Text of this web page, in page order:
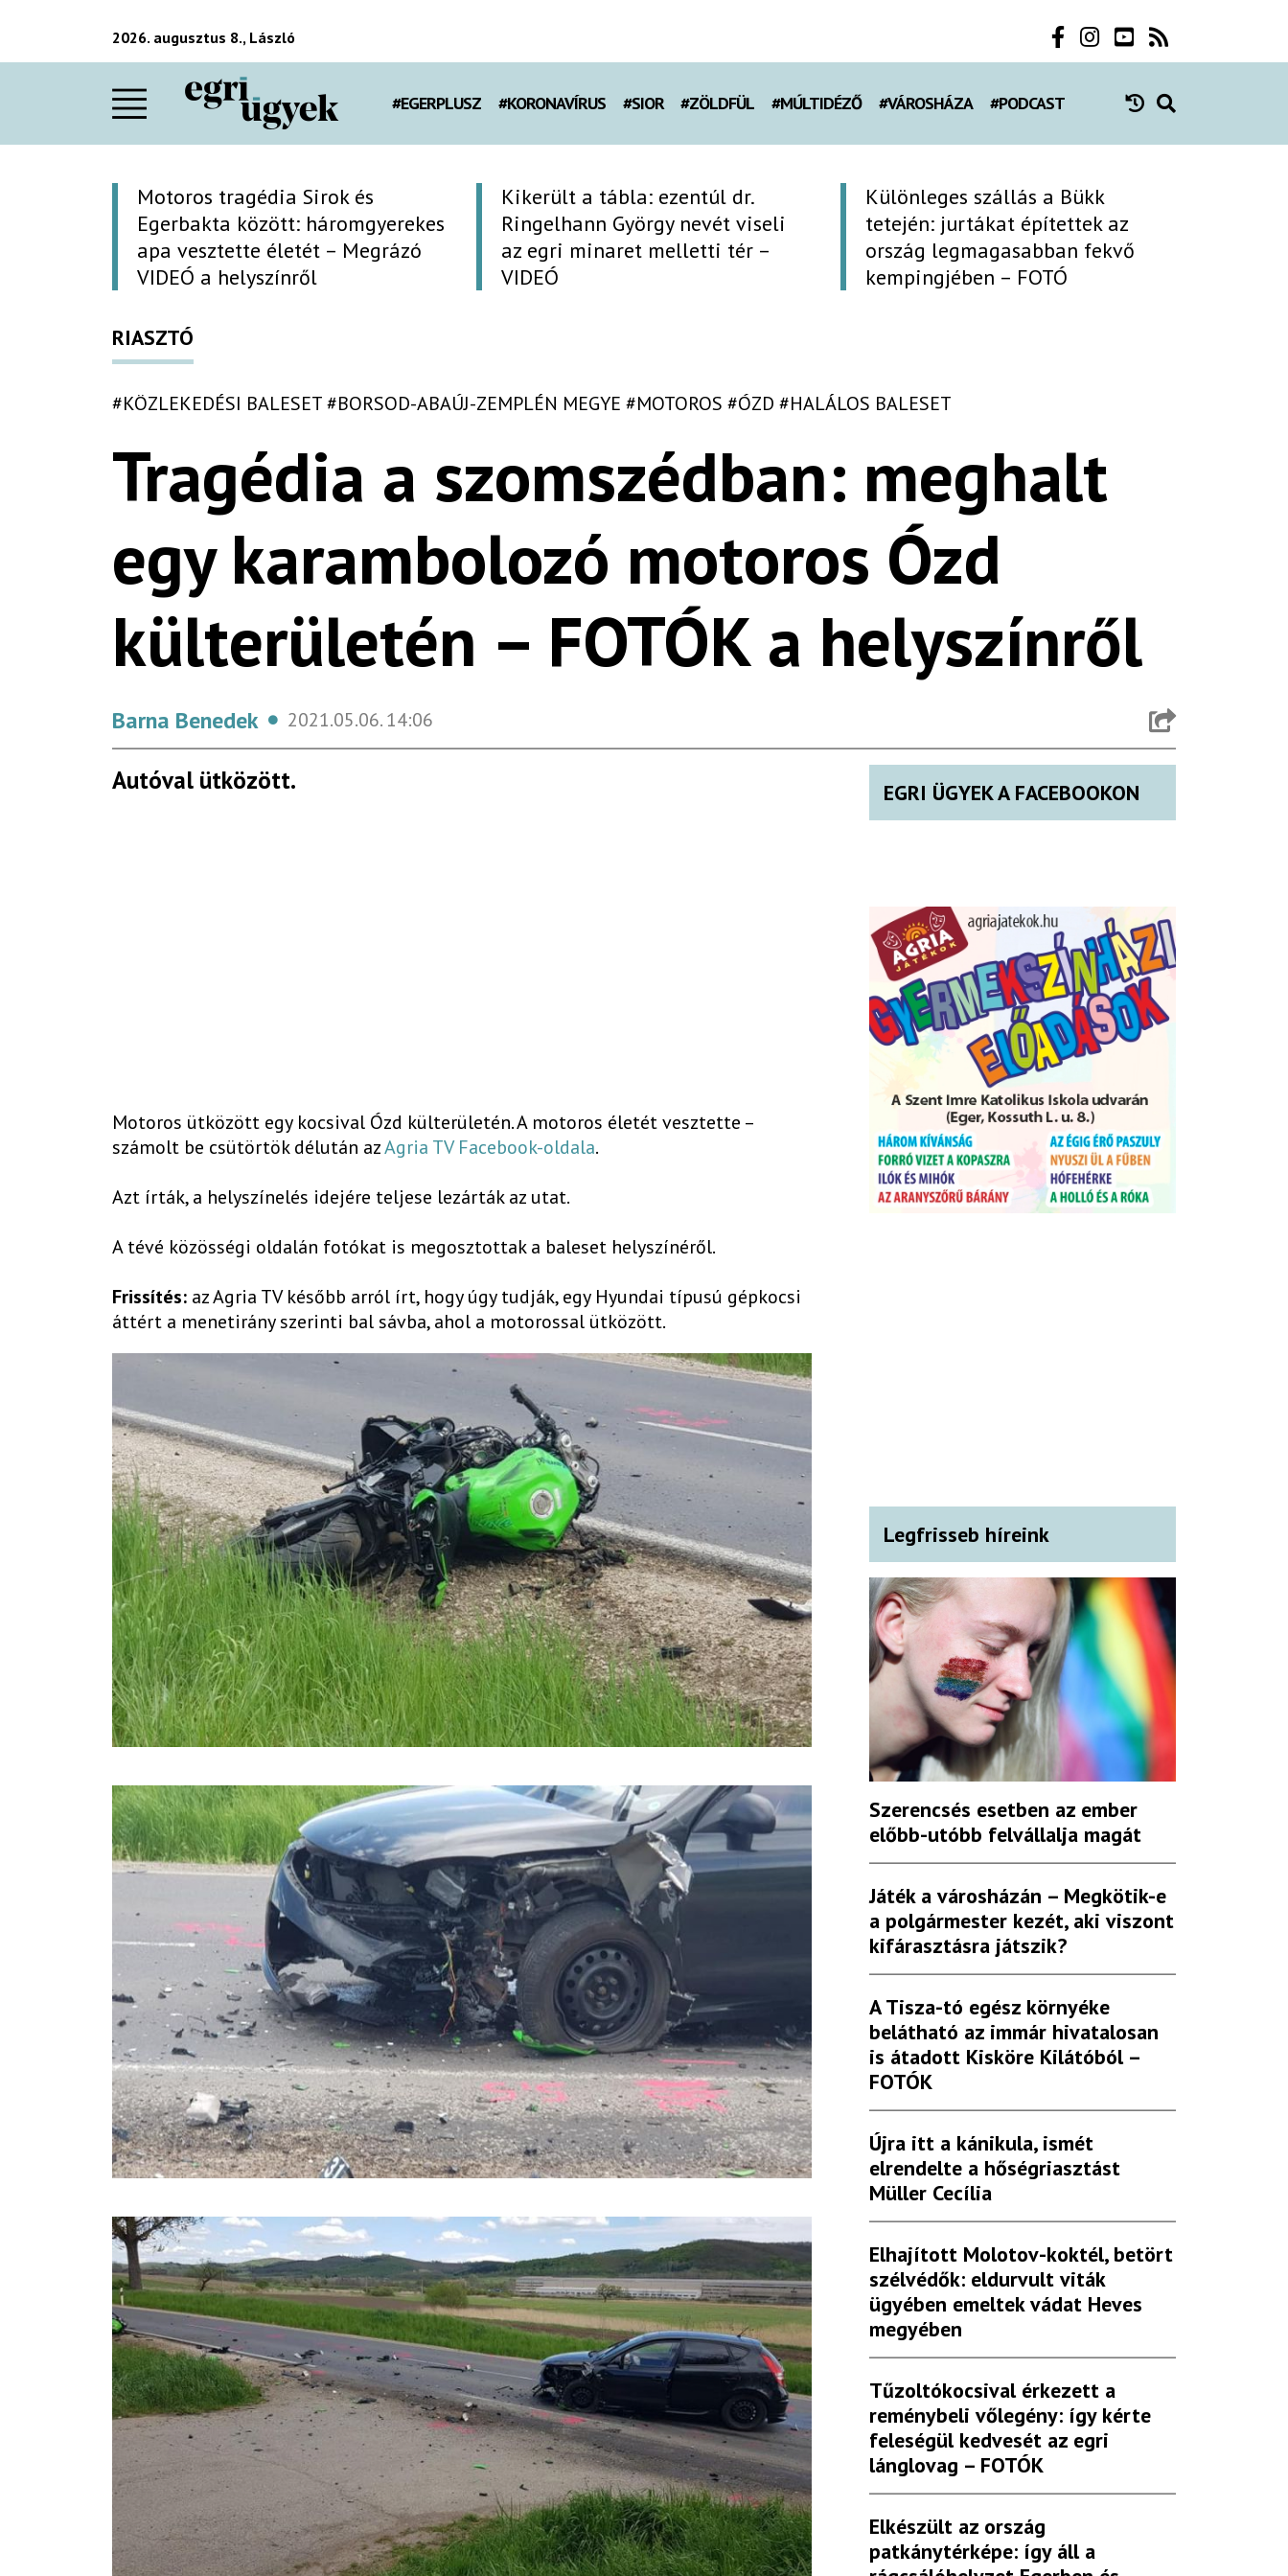
2026. augusztus 8., László
#EGERPLUSZ #KORONAVÍRUS #SIOR #ZÖLDFÜL #MÚLTIDÉZŐ #VÁROSHÁZA #PODCAST
Motoros tragédia Sirok és
Egerbakta között: háromgyerekes
apa vesztette életét – Megrázó
VIDEÓ a helyszínről
Kikerült a tábla: ezentúl dr.
Ringelhann György nevét viseli
az egri minaret melletti tér –
VIDEÓ
Különleges szállás a Bükk
tetején: jurtákat építettek az
ország legmagasabban fekvő
kempingjében – FOTÓ
RIASZTÓ
#KÖZLEKEDÉSI BALESET#BORSOD-ABAÚJ-ZEMPLÉN MEGYE #MOTOROS #ÓZD #HALÁLOS BALESET
Tragédia a szomszédban: meghalt
egy karambolozó motoros Ózd
külterületén – FOTÓK a helyszínről
Barna Benedek 2021.05.06.14:06
Autóval ütközött.
Motoros ütközött egy kocsival Ózd külterületén. A motoros életét vesztette –
számolt be csütörtök délután azAgria TV Facebook-oldala.
Azt írták, a helyszínelés idejére teljese lezárták az utat.
A tévé közösségi oldalán fotókat is megosztottak a baleset helyszínéről.
Frissítés: az Agria TV később arról írt, hogy úgy tudják, egy Hyundai típusú gépkocsi
áttért a menetirány szerinti bal sávba, ahol a motorossal ütközött.
EGRI ÜGYEK A FACEBOOKON
Legfrisseb híreink
Szerencsés esetben az ember
előbb-utóbb felvállalja magát
Játék a városházán – Megkötik-e
a polgármester kezét, aki viszont
kifárasztásra játszik?
A Tisza-tó egész környéke
belátható az immár hivatalosan
is átadott Kisköre Kilátóból –
FOTÓK
Újra itt a kánikula, ismét
elrendelte a hőségriasztást
Müller Cecília
Elhajított Molotov-koktél, betört
szélvédők: eldurvult viták
ügyében emeltek vádat Heves
megyében
Tűzoltókocsival érkezett a
reménybeli vőlegény: így kérte
feleségül kedvesét az egri
lánglovag – FOTÓK
Elkészült az ország
patkánytérképe: így áll a